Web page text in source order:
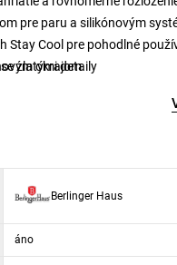
pre paru a silikónovým
Stay Cool pre pohodlné
zlatými detaily
okrajom
Berlinger Haus
áno